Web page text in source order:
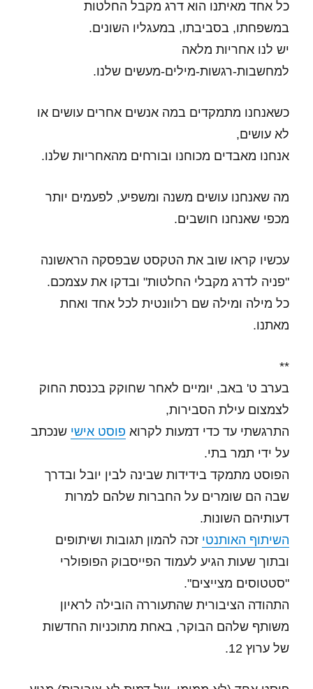
כל אחד מאיתנו הוא דרג מקבל החלטות
במשפחתו, בסביבתו, במעגליו השונים.
יש לנו אחריות מלאה
למחשבות-רגשות-מילים-מעשים שלנו.
כשאנחנו מתמקדים במה אנשים אחרים עושים או
לא עושים,
אנחנו מאבדים מכוחנו ובורחים מהאחריות שלנו.
מה שאנחנו עושים משנה ומשפיע, לפעמים יותר
מכפי שאנחנו חושבים.
עכשיו קראו שוב את הטקסט שבפסקה הראשונה
"פניה לדרג מקבלי החלטות" ובדקו את עצמכם.
כל מילה ומילה שם רלוונטית לכל אחד ואחת
מאתנו.
**
בערב ט' באב, יומיים לאחר שחוקק בכנסת החוק
לצמצום עילת הסבירות,
התרגשתי עד כדי דמעות לקרוא פוסט אישי שנכתב
על ידי תמר בתי.
הפוסט מתמקד בידידות שבינה לבין יובל ובדרך
שבה הם שומרים על החברות שלהם למרות
דעותיהם השונות.
השיתוף האותנטי זכה להמון תגובות ושיתופים
ובתוך שעות הגיע לעמוד הפייסבוק הפופולרי
"סטטוסים מצייצים".
התהודה הציבורית שהתעוררה הובילה לראיון
משותף שלהם הבוקר, באחת מתוכניות החדשות
של ערוץ 12.